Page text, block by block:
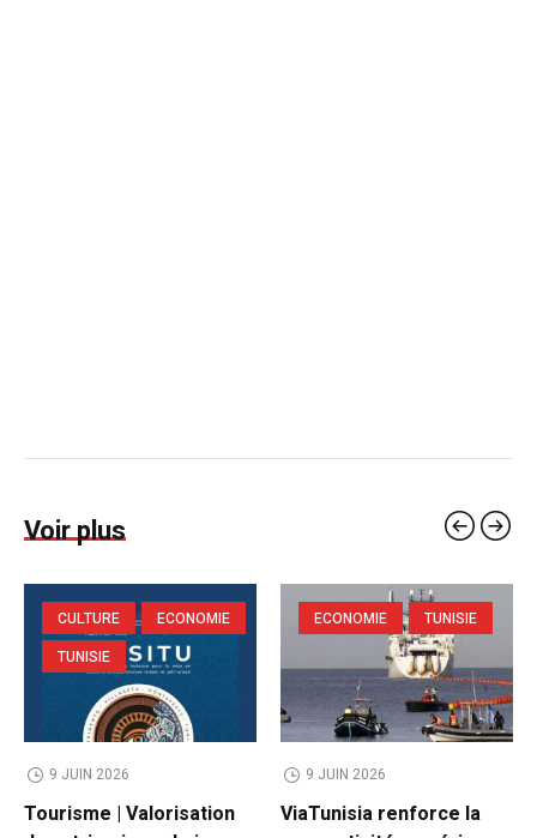
Voir plus
CULTURE
ECONOMIE
TUNISIE
9 JUIN 2026
Tourisme | Valorisation
ECONOMIE TUNISIE
9 JUIN 2026
ViaTunisia renforce la